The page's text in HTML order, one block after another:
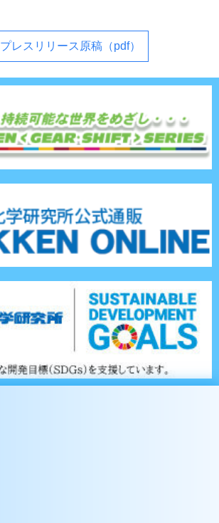
プレスリリース原稿（pdf）